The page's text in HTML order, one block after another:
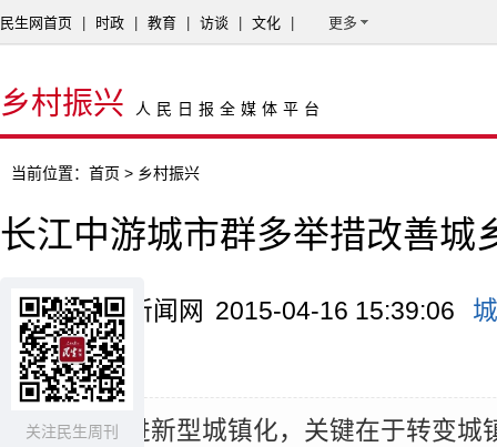
关注民生周刊
民生网首页 时政 教育 访谈 文化 更多
乡村振兴 人民日报全媒体平台
当前位置： 首页 > 乡村振兴
长江中游城市群多举措改善城
来源：中国新闻网 2015-04-16 15:39:06
江
摘要：推进新型城镇化，关键在于转变城